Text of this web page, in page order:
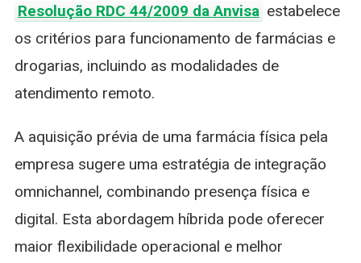
Resolução RDC 44/2009 da Anvisa estabelece
os critérios para funcionamento de farmácias e
drogarias, incluindo as modalidades de
atendimento remoto.
A aquisição prévia de uma farmácia física pela
empresa sugere uma estratégia de integração
omnichannel, combinando presença física e
digital. Esta abordagem híbrida pode oferecer
maior flexibilidade operacional e melhor